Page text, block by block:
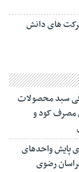
های دانش
سبد محصولات
مصرف کود و
پایش واحدهای
رضوی